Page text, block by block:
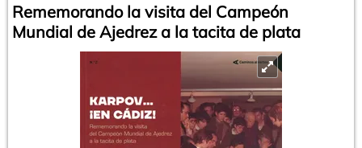
Rememorando la visita del Campeón
Mundial de Ajedrez a la tacita de plata